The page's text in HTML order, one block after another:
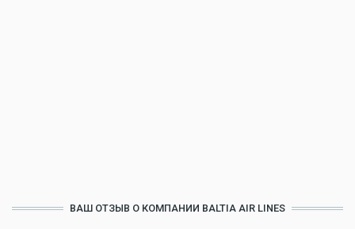
ВАШ ОТЗЫВ О КОМПАНИИ BALTIA AIR LINES